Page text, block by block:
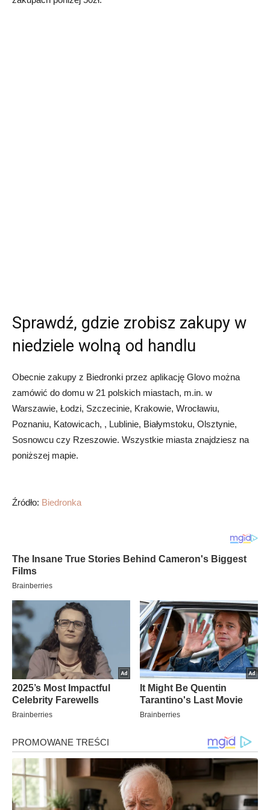
Sprawdź, gdzie zrobisz zakupy w
niedziele wolną od handlu
Obecnie zakupy z Biedronki przez aplikację Glovo można
zamówić do domu w 21 polskich miastach, m.in. w
Warszawie, Łodzi, Szczecinie, Krakowie, Wrocławiu,
Poznaniu, Katowicach, , Lublinie, Białymstoku, Olsztynie,
Sosnowcu czy Rzeszowie. Wszystkie miasta znajdziesz na
poniższej mapie.
Źródło: Biedronka